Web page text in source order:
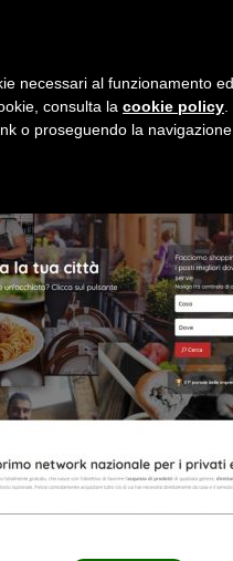
PROGETTI
necessari al funzionamento
consulta la cookie policy
o proseguendo la